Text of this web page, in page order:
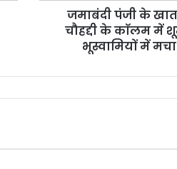
जमाबंदी पंजी के
चौहद्दी के काॅलम में
भूस्वामियों में